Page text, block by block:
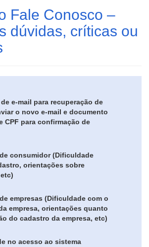
Fale Conosco –
dúvidas, críticas ou
e-mail para recuperação de
o novo e-mail e documento
CPF para confirmação de
consumidor (Dificuldade
orientações sobre
empresas (Dificuldade com o
empresa, orientações quanto
do cadastro da empresa, etc)
no acesso ao sistema